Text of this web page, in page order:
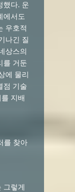
했다. 운
에서도
우호적
나긴 질
상스의
를 거둔
에 물리
점 기술
지배
를 찾아
렇게